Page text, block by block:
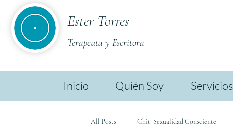
Ester Torres
Terapeuta y Escritora
Inicio Quién Soy Servicios
All Posts ·Chit· Sexualidad Consciente